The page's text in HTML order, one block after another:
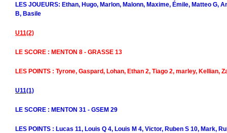
LES JOUEURS: Ethan, Hugo, Marlon, Malonn, Maxime, Émile, Matteo G,
B, Basile
U11(2)
LE SCORE : MENTON 8 - GRASSE 13
LES POINTS : Tyrone, Gaspard, Lohan, Ethan 2, Tiago 2, marley, Kellian,
U11(1)
LE SCORE : MENTON 31 - GSEM 29
LES POINTS : Lucas 11, Louis Q 4, Louis M 4, Victor, Ruben S 10, Mark,